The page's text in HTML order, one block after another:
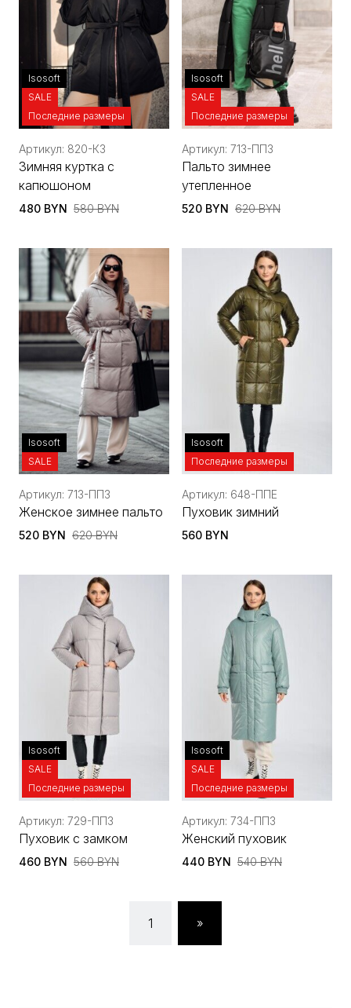
Isosoft
SALE
Последние размеры
Артикул: 820-КЗ
Зимняя куртка с
капюшоном
480 BYN 580 BYN
Isosoft
SALE
Последние размеры
Артикул: 713-ППЗ
Пальто зимнее
утепленное
520 BYN 620 BYN
Isosoft
SALE
Артикул: 713-ППЗ
Женское зимнее пальто
520 BYN 620 BYN
Isosoft
Последние размеры
Артикул: 648-ППЕ
Пуховик зимний
560 BYN
Isosoft
SALE
Последние размеры
Артикул: 729-ППЗ
Пуховик с замком
460 BYN 560 BYN
Isosoft
SALE
Последние размеры
Артикул: 734-ППЗ
Женский пуховик
440 BYN 540 BYN
1 »